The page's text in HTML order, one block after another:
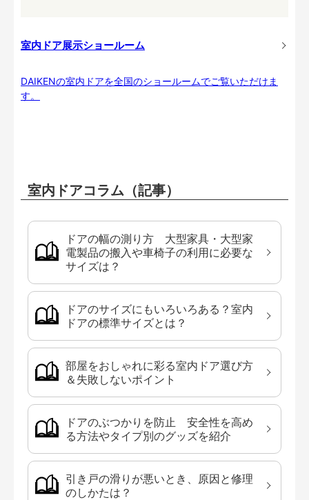
室内ドア展示ショールーム
DAIKENの室内ドアを全国のショールームでご覧いただけま
す。
室内ドアコラム（記事）
ドアの幅の測り方 大型家具・大型家
電製品の搬入や車椅子の利用に必要な
サイズは？
ドアのサイズにもいろいろある？室内
ドアの標準サイズとは？
部屋をおしゃれに彩る室内ドア選び方
＆失敗しないポイント
ドアのぶつかりを防止 安全性を高め
る方法やタイプ別のグッズを紹介
引き戸の滑りが悪いとき、原因と修理
のしかたは？